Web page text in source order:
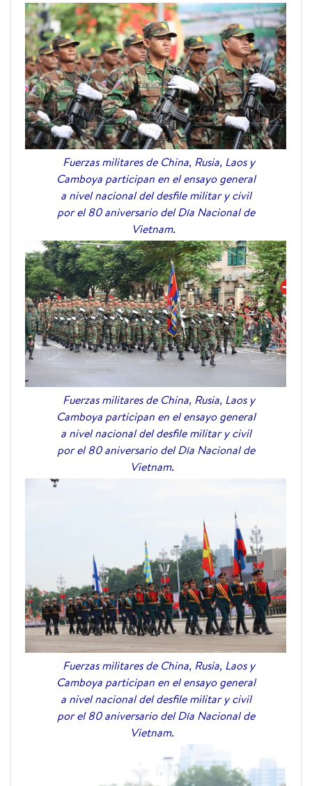
Fuerzas militares de China, Rusia, Laos y
Camboya participan en el ensayo general
a nivel nacional del desfile militar y civil
por el 80 aniversario del Día Nacional de
Vietnam.
Fuerzas militares de China, Rusia, Laos y
Camboya participan en el ensayo general
a nivel nacional del desfile militar y civil
por el 80 aniversario del Día Nacional de
Vietnam.
Fuerzas militares de China, Rusia, Laos y
Camboya participan en el ensayo general
a nivel nacional del desfile militar y civil
por el 80 aniversario del Día Nacional de
Vietnam.